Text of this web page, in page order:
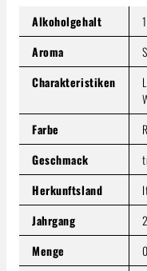
Produkt Anzahl:
Alkoholgehalt
Aroma
Charakteristiken
Farbe
Geschmack
Herkunftsland
Jahrgang
Menge